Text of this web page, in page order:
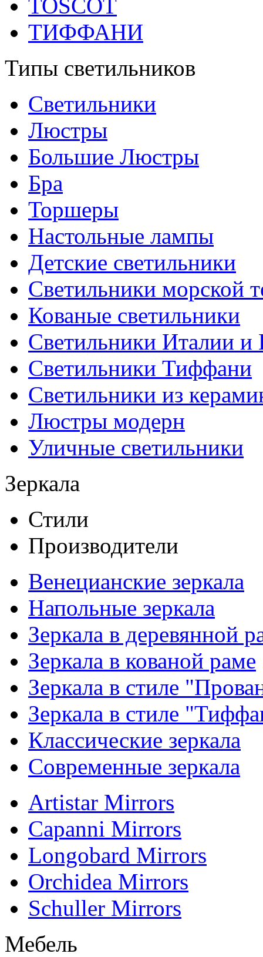
TOSCOT
ТИФФАНИ
Типы светильников
Светильники
Люстры
Большие Люстры
Бра
Торшеры
Настольные лампы
Детские светильники
Светильники морской
Кованые светильники
Светильники Италии и
Светильники Тиффани
Светильники из
Люстры модерн
Уличные светильники
Зеркала
Стили
Производители
Венецианские зеркала
Напольные зеркала
Зеркала в деревянной
Зеркала в кованой раме
Зеркала в стиле
Зеркала в стиле
Классические зеркала
Современные зеркала
Artistar Mirrors
Capanni Mirrors
Longobard Mirrors
Orchidea Mirrors
Schuller Mirrors
Мебель